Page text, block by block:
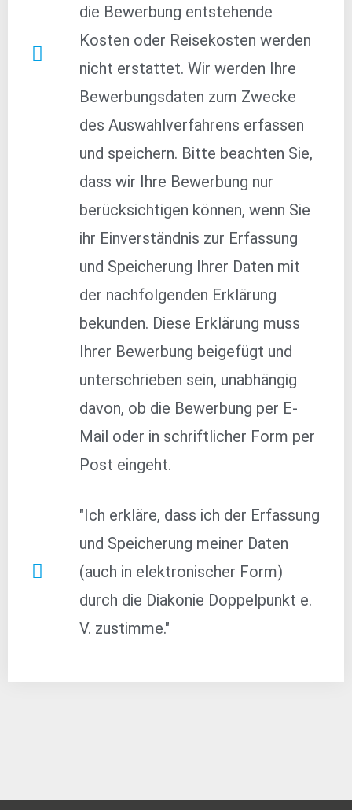
die Bewerbung entstehende
Kosten oder Reisekosten werden
nicht erstattet. Wir werden Ihre
Bewerbungsdaten zum Zwecke
des Auswahlverfahrens erfassen
und speichern. Bitte beachten Sie,
dass wir Ihre Bewerbung nur
berücksichtigen können, wenn Sie
ihr Einverständnis zur Erfassung
und Speicherung Ihrer Daten mit
der nachfolgenden Erklärung
bekunden. Diese Erklärung muss
Ihrer Bewerbung beigefügt und
unterschrieben sein, unabhängig
davon, ob die Bewerbung per E-
Mail oder in schriftlicher Form per
Post eingeht.
"Ich erkläre, dass ich der Erfassung
und Speicherung meiner Daten
(auch in elektronischer Form)
durch die Diakonie Doppelpunkt e.
V. zustimme."